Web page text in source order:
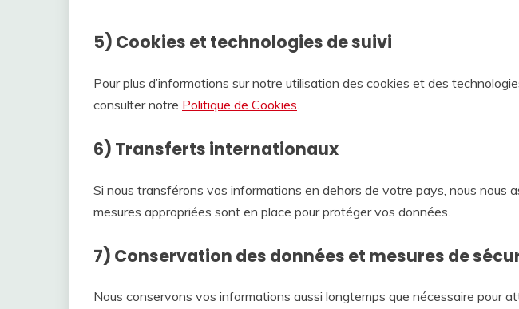
5) Cookies et technologies de suivi
Pour plus d’informations sur notre utilisation des cookies et des
consulter notre Politique de Cookies
6) Transferts internationaux
Si nous transférons vos informations en dehors de votre pays, nous nous
mesures appropriées sont en place pour protéger vos données.
7) Conservation des données et mesures de
Nous conservons vos informations aussi longtemps que nécessaire pour